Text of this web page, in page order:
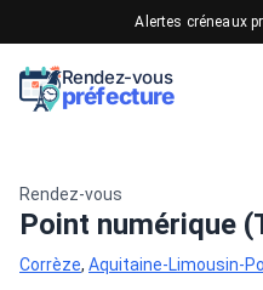
Alertes créneaux
Rendez-vous
préfecture
Rendez-vous
Point numérique
Corrèze, Aquitaine-Limousin-